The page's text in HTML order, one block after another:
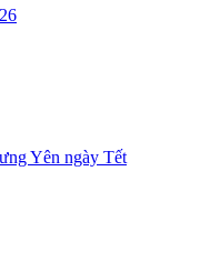
Yên ngày Tết